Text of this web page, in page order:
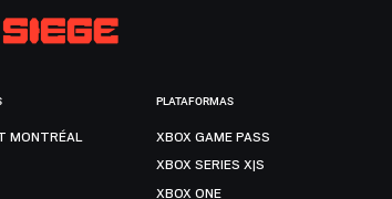
MONTRÉAL
PLATAFORMAS
XBOX GAME PASS
XBOX SERIES X|S
XBOX ONE